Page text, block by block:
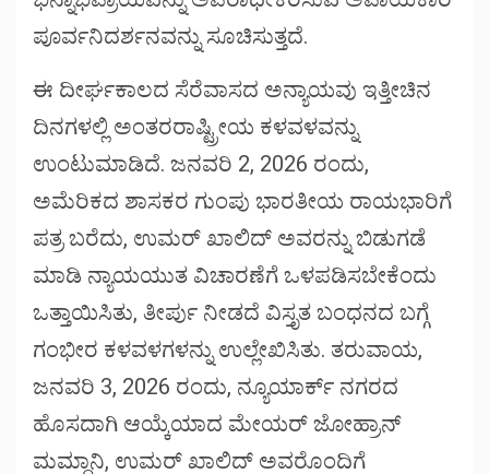
ಪೂರ್ವನಿದರ್ಶನವನ್ನು ಸೂಚಿಸುತ್ತದೆ.
ಈ ದೀರ್ಘಕಾಲದ ಸೆರೆವಾಸದ ಅನ್ಯಾಯವು ಇತ್ತೀಚಿನ
ದಿನಗಳಲ್ಲಿ ಅಂತರರಾಷ್ಟ್ರೀಯ ಕಳವಳವನ್ನು
ಉಂಟುಮಾಡಿದೆ. ಜನವರಿ 2, 2026 ರಂದು,
ಅಮೆರಿಕದ ಶಾಸಕರ ಗುಂಪು ಭಾರತೀಯ ರಾಯಭಾರಿಗೆ
ಪತ್ರ ಬರೆದು, ಉಮರ್ ಖಾಲಿದ್ ಅವರನ್ನು ಬಿಡುಗಡೆ
ಮಾಡಿ ನ್ಯಾಯಯುತ ವಿಚಾರಣೆಗೆ ಒಳಪಡಿಸಬೇಕೆಂದು
ಒತ್ತಾಯಿಸಿತು, ತೀರ್ಪು ನೀಡದೆ ವಿಸ್ತೃತ ಬಂಧನದ ಬಗ್ಗೆ
ಗಂಭೀರ ಕಳವಳಗಳನ್ನು ಉಲ್ಲೇಖಿಸಿತು. ತರುವಾಯ,
ಜನವರಿ 3, 2026 ರಂದು, ನ್ಯೂಯಾರ್ಕ್ ನಗರದ
ಹೊಸದಾಗಿ ಆಯ್ಕೆಯಾದ ಮೇಯರ್ ಜೋಹ್ರಾನ್
ಮಮ್ದಾನಿ, ಉಮರ್ ಖಾಲಿದ್ ಅವರೊಂದಿಗೆ